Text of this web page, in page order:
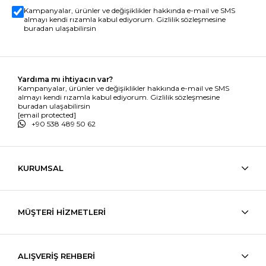
Kampanyalar, ürünler ve değişiklikler hakkında e-mail ve SMS
almayı kendi rızamla kabul ediyorum. Gizlilik sözleşmesine
buradan ulaşabilirsin
Yardıma mı ihtiyacın var?
Kampanyalar, ürünler ve değişiklikler hakkında e-mail ve SMS
almayı kendi rızamla kabul ediyorum. Gizlilik sözleşmesine
buradan ulaşabilirsin
[email protected]
+90 538 489 50 62
KURUMSAL
MÜŞTERİ HİZMETLERİ
ALIŞVERİŞ REHBERİ